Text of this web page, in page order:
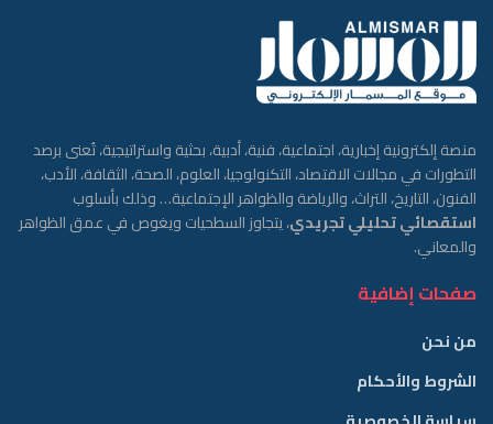
منصة إلكترونية إخبارية، اجتماعية، فنية، أدبية، بحثية واستراتيجية، تُعنى برصد
التطورات في مجالات الاقتصاد، التكنولوجيا، العلوم، الصحة، الثقافة، الأدب،
الفنون، التاريخ، التراث، والرياضة والظواهر الإجتماعية… وذلك بأسلوب
استقصائي تحليلي تجريدي، يتجاوز السطحيات ويغوص في عمق الظواهر
والمعاني.
صفحات إضافية
من نحن
الشروط والأحكام